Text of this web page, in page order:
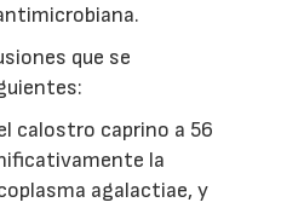
que se
calostro caprino a 56
la
agalactiae, y